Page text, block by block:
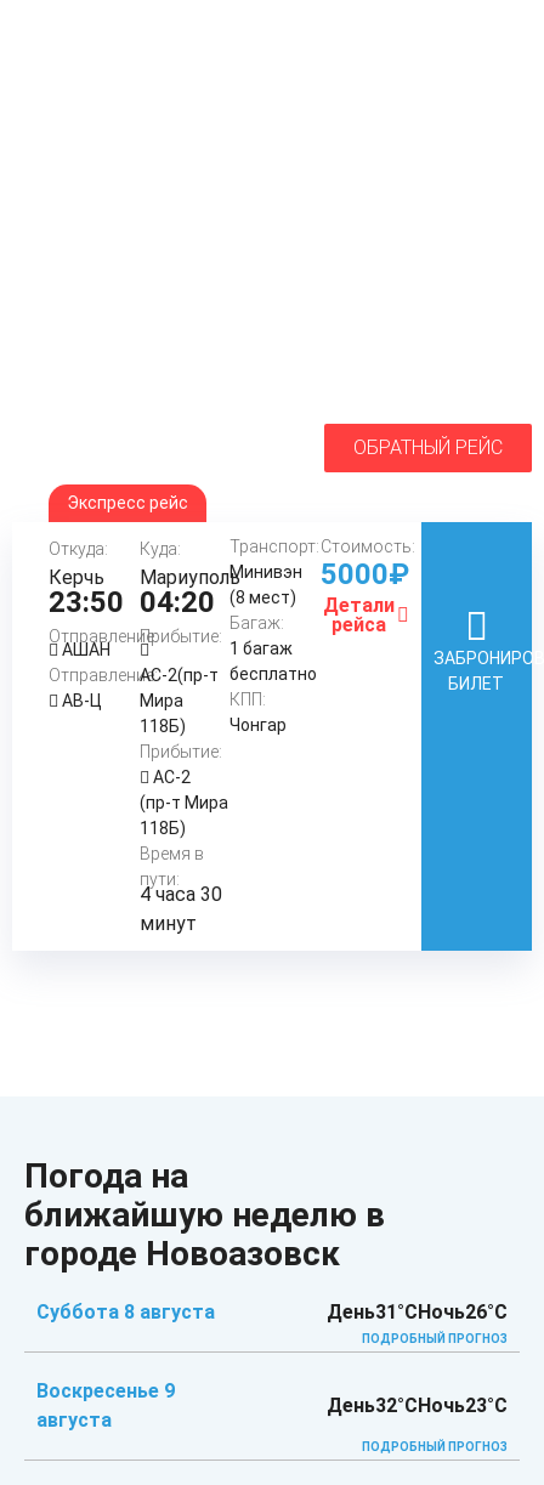
ОБРАТНЫЙ РЕЙС
Экспресс рейс
Откуда:
Керчь
23:50
Отправление:
АШАН
Отправление:
АВ-Ц
Куда:
Мариуполь
04:20
Прибытие:
АС-2(пр-т
Мира
118Б)
Прибытие:
АС-2
(пр-т Мира
118Б)
Время в
пути:
4 часа 30
минут
Транспорт:
Минивэн
(8 мест)
Багаж:
1 багаж
бесплатно
КПП:
Чонгар
Стоимость:
5000₽
Детали
рейса
БИЛЕТ
Погода на
ближайшую неделю в
городе Новоазовск
Суббота 8 августа День31°CНочь26°C
ПОДРОБНЫЙ ПРОГНОЗ
Воскресенье 9
августа
День32°CНочь23°C
ПОДРОБНЫЙ ПРОГНОЗ